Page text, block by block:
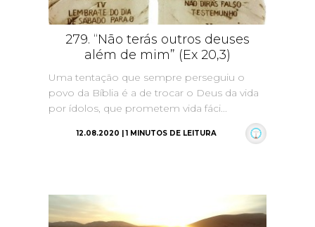
279. “Não terás outros deuses
além de mim” (Ex 20,3)
Uma tentação que sempre perseguiu o
povo da Bíblia é a de trocar o Deus da vida
por ídolos, que prometem vida fáci...
12.08.2020 | 1 MINUTOS DE LEITURA